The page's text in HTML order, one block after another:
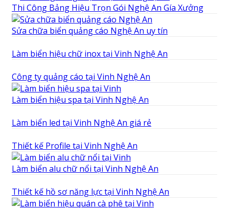
Thi Công Bảng Hiệu Trọn Gói Nghệ An Gía Xưởng
Sửa chữa biển quảng cáo Nghệ An uy tín
Làm biển hiệu chữ inox tại Vinh Nghệ An
Công ty quảng cáo tại Vinh Nghệ An
Làm biển hiệu spa tại Vinh Nghệ An
Làm biển led tại Vinh Nghệ An giá rẻ
Thiết kế Profile tại Vinh Nghệ An
Làm biển alu chữ nổi tại Vinh Nghệ An
Thiết kế hồ sơ năng lực tại Vinh Nghệ An